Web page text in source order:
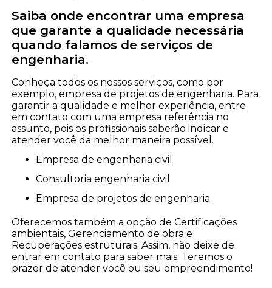
Saiba onde encontrar uma empresa
que garante a qualidade necessária
quando falamos de serviços de
engenharia.
Conheça todos os nossos serviços, como por
exemplo, empresa de projetos de engenharia. Para
garantir a qualidade e melhor experiência, entre
em contato com uma empresa referência no
assunto, pois os profissionais saberão indicar e
atender você da melhor maneira possível.
empresa de engenharia civil
consultoria engenharia civil
empresa de projetos de engenharia
Oferecemos também a opção de Certificações
ambientais, Gerenciamento de obra e
Recuperações estruturais. Assim, não deixe de
entrar em contato para saber mais. Teremos o
prazer de atender você ou seu empreendimento!